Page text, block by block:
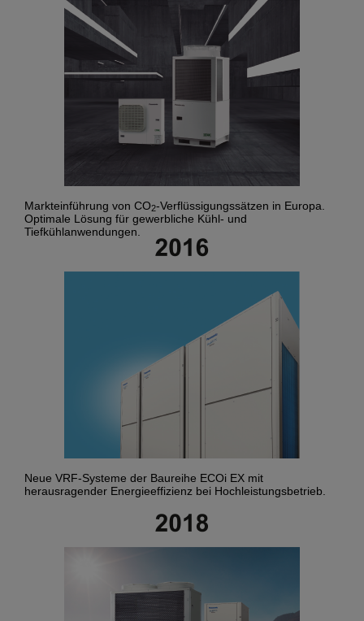
Markteinführung von CO2-Verflüssigungssätzen in Europa.
Optimale Lösung für gewerbliche Kühl- und
Tiefkühlanwendungen.
Neue VRF-Systeme der Baureihe ECOi EX mit
herausragender Energieeffizienz bei Hochleistungsbetrieb.